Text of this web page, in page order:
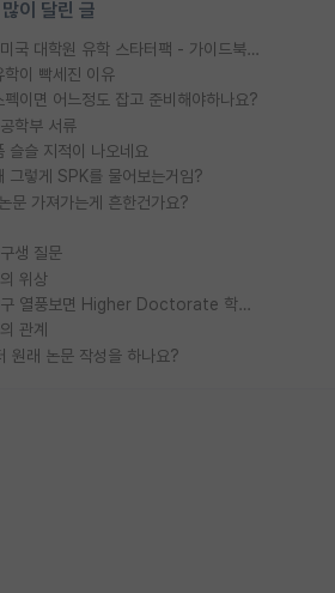
이 달린 글
[무료] 2026 미국 대학원 유학 스타터팩 - 가이드북 & 합격자 컨택메일 템플릿
학이 빡세진 이유
펙이면 어느정도 잡고 준비해야하나요?
학부 서류
슬슬 지적이 나오네요
그렇게 SPK를 물어보는거임?
문 가져가는게 흔한건가요?
생 질문
위상
우리나라도 학구 열풍보면 Higher Doctorate 학위가 필요하다고 봅니다.
관계
원래 논문 작성을 하나요?